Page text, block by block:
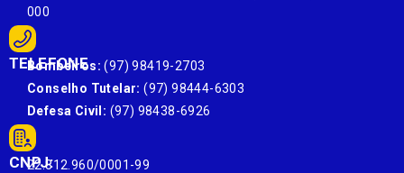
000
TELEFONE
Bombeiros: (97) 98419-2703
Conselho Tutelar: (97) 98444-6303
Defesa Civil: (97) 98438-6926
CNPJ:
22.812.960/0001-99